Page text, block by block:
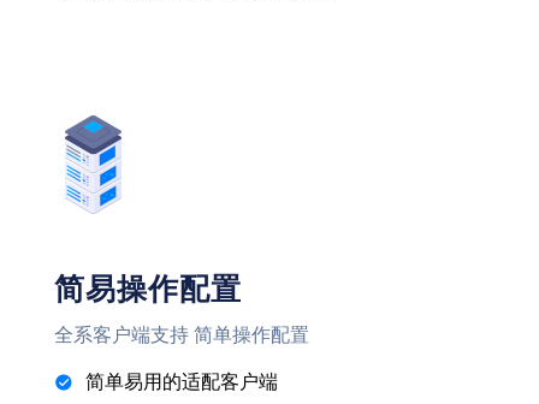
简易操作配置
全系客户端支持 简单操作配置
简单易用的适配客户端